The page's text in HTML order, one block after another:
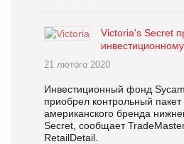
Victoria's Secret
21 лютого 2020
Инвестиционный фонд
приобрел контрольный пакет
американского бренда
Secret, сообщает
RetailDetail.